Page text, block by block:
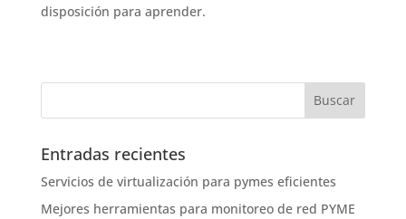
disposición para aprender.
Entradas recientes
Servicios de virtualización para pymes eficientes
Mejores herramientas para monitoreo de red PYME